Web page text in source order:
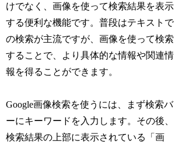
けでなく、画像を使って検索結果を表示
する便利な機能です。普段はテキストで
の検索が主流ですが、画像を使って検索
することで、より具体的な情報や関連情
報を得ることができます。
Google画像検索を使うには、まず検索バ
ーにキーワードを入力します。その後、
検索結果の上部に表示されている「画